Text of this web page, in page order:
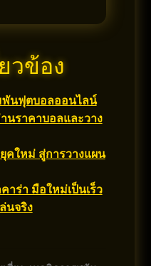
วข้อง
พันฟุตบอลออนไลน์
นราคาบอลและวาง
คใหม่ สู่การวางแผน
าร่า มือใหม่เป็นเร็ว
นจริง